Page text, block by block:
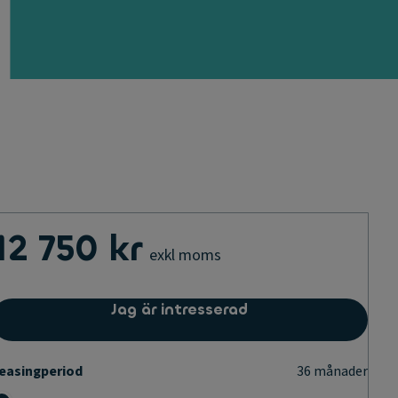
750 kr exkl moms
Jag är intresserad
36 månader